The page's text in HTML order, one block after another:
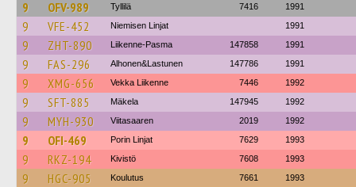
9 OFV-989 Tyllilä 7416 1991
9 VFE-452 Niemisen Linjat 1991
9 ZHT-890 Liikenne-Pasma 147858 1991
9 FAS-296 Alhonen&Lastunen 147786 1991
9 XMG-656 Vekka Liikenne 7446 1992
9 SFT-885 Mäkela 147945 1992
9 MYH-930 Viitasaaren 2019 1992
9 OFI-469 Porin Linjat 7629 1993
9 RKZ-194 Kivistö 7608 1993
9 HGC-905 Koulutus 7661 1993